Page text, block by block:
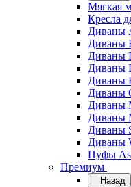
Мягкая
Кресла
Диваны
Диваны
Диваны
Диваны
Диваны
Диваны
Диваны
Диваны
Диваны
Диваны
Пуфы
Премиум
Назад